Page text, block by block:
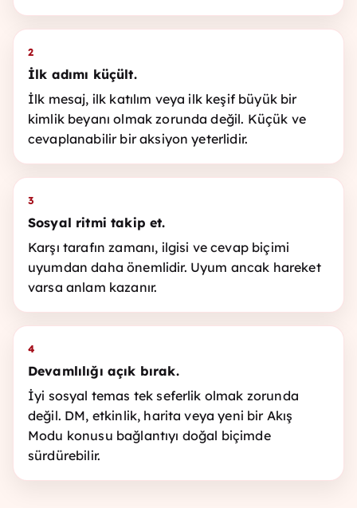
2
İlk adımı küçült.
İlk mesaj, ilk katılım veya ilk keşif büyük bir
kimlik beyanı olmak zorunda değil. Küçük ve
cevaplanabilir bir aksiyon yeterlidir.
3
Sosyal ritmi takip et.
Karşı tarafın zamanı, ilgisi ve cevap biçimi
uyumdan daha önemlidir. Uyum ancak hareket
varsa anlam kazanır.
4
Devamlılığı açık bırak.
İyi sosyal temas tek seferlik olmak zorunda
değil. DM, etkinlik, harita veya yeni bir Akış
Modu konusu bağlantıyı doğal biçimde
sürdürebilir.